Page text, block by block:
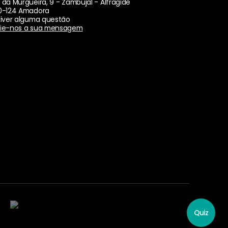
da Murgueira, 9 - Zambujal - Alfragide
124 Amadora
alguma questão
nos a sua mensagem
Quiz